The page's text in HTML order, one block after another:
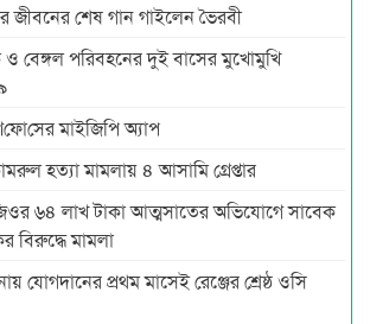
জীবনের শেষ গান গাইলেন ভৈরবী
বেঙ্গল পরিবহনের দুই বাসের মুখোমুখি
মাইজিপি অ্যাপ
হত্যা মামলায় ৪ আসামি গ্রেপ্তার
৬৪ লাখ টাকা আত্মসাতের অভিযোগে সাবেক
বিরুদ্ধে মামলা
যোগদানের প্রথম মাসেই রেঞ্জের শ্রেষ্ঠ ওসি